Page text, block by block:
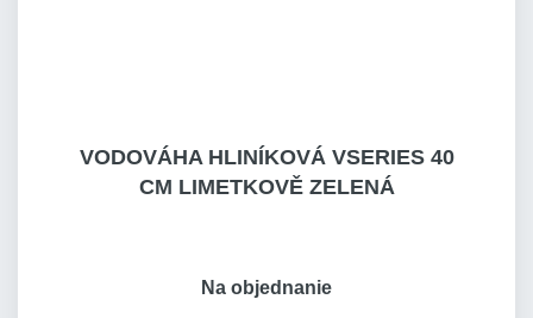
VODOVÁHA HLINÍKOVÁ VSERIES 40
CM LIMETKOVĚ ZELENÁ
Na objednanie